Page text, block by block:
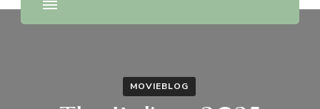
MOVIEBLOG